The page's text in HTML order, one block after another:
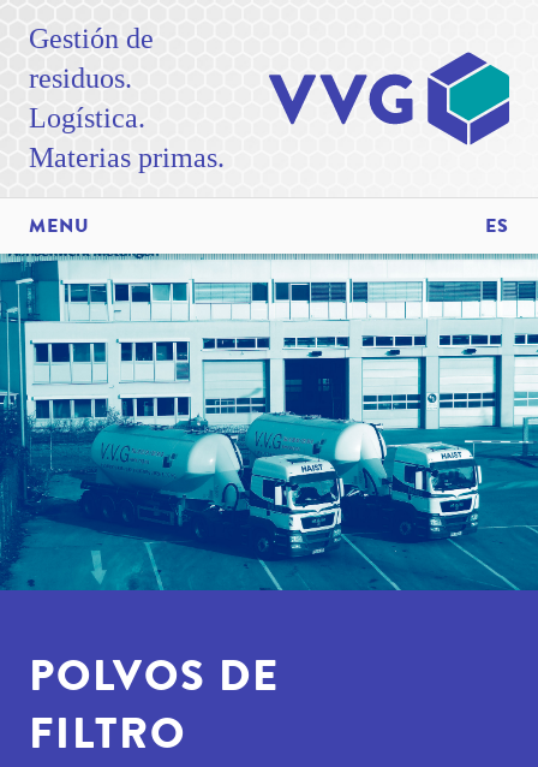
Gestión de
residuos.
Logística.
Materias primas.
MENU ES
POLVOS DE
FILTRO